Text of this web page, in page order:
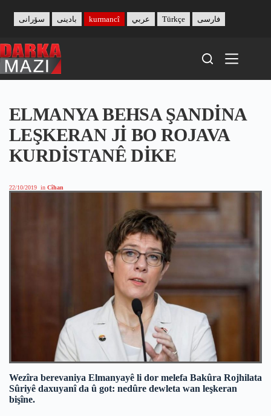
content
بادینی سۆرانی kurmancî عربي Türkçe فارسی
ELMANYA BEHSA ŞANDİNA
LEŞKERAN Jİ BO ROJAVA
KURDİSTANÊ DİKE
22/10/2019 in Cîhan
Wezîra berevaniya Elmanyayê li dor melefa Bakûra Rojhilata
Sûriyê daxuyanî da û got: nedûre dewleta wan leşkeran
bişîne.